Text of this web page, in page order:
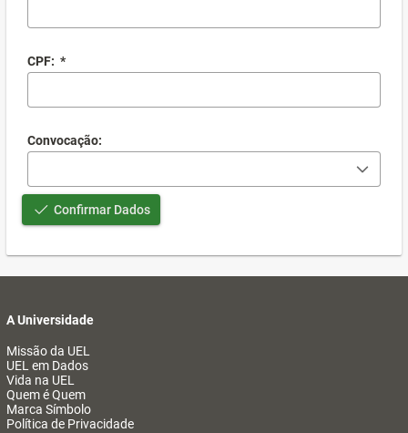
CPF: *
Convocação:
Confirmar Dados
A Universidade
Missão da UEL
UEL em Dados
Vida na UEL
Quem é Quem
Marca Símbolo
Política de Privacidade